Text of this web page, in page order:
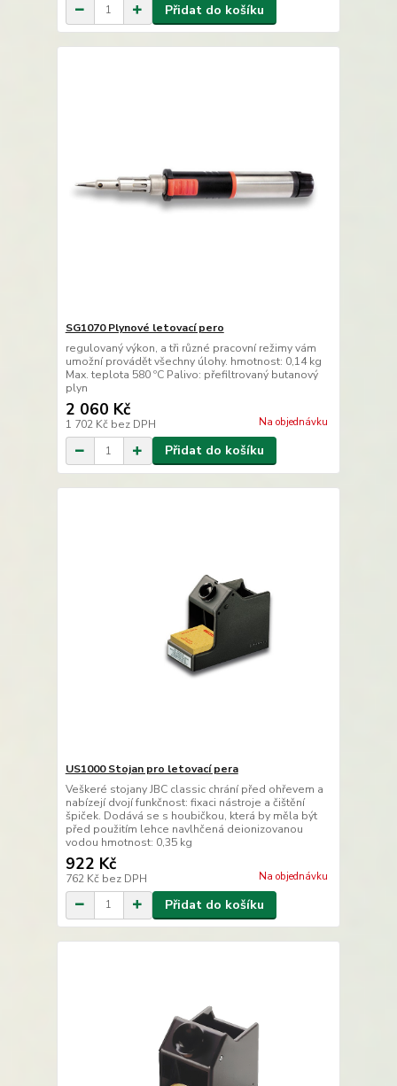
Přidat do košíku
SG1070 Plynové letovací pero
regulovaný výkon, a tři různé pracovní režimy vám
umožní provádět všechny úlohy. hmotnost: 0,14 kg
Max. teplota 580 ºC Palivo: přefiltrovaný butanový
plyn
2 060 Kč
1 702 Kč bez DPH Na objednávku
Přidat do košíku
US1000 Stojan pro letovací pera
Veškeré stojany JBC classic chrání před ohřevem a
nabízejí dvojí funkčnost: fixaci nástroje a čištění
špiček. Dodává se s houbičkou, která by měla být
před použitím lehce navlhčená deionizovanou
vodou hmotnost: 0,35 kg
922 Kč
762 Kč bez DPH Na objednávku
Přidat do košíku